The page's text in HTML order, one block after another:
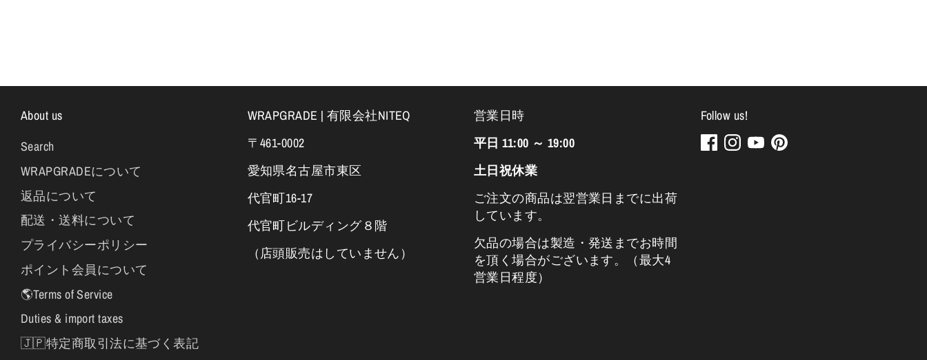
About us
Search
WRAPGRADEについて
返品について
配送・送料について
プライバシーポリシー
ポイント会員について
🌎Terms of Service
Duties & import taxes
🇯🇵特定商取引法に基づく表記
WRAPGRADE | 有限会社NITEQ
〒461-0002
愛知県名古屋市東区
代官町16-17
代官町ビルディング８階
（店頭販売はしていません）
営業日時
平日 11:00 ～ 19:00
土日祝休業
ご注文の商品は翌営業日までに出荷
しています。
欠品の場合は製造・発送までお時間
を頂く場合がございます。（最大4
営業日程度）
Follow us!